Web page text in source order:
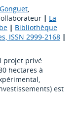
,
| La
| Bibliothèque
ISSN 2999-2168 |
projet privé
hectares à
est